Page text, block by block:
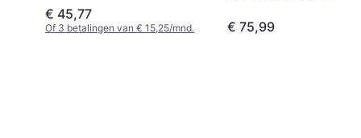
€ 45,77
Of 3 betalingen van € 15,25/mnd. € 75,99